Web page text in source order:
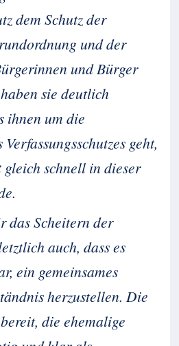
dem Schutz der
und der
und Bürger
sie deutlich
ihnen um die
geht,
gleich schnell in dieser
das Scheitern der
auch, dass es
ein gemeinsames
herzustellen. Die
die ehemalige